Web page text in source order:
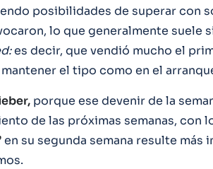
posibilidades de superar con
lo que generalmente suele
es decir, que vendió mucho el
el tipo como en el
porque ese devenir de la
de las próximas semanas, con
en su segunda semana resulte más